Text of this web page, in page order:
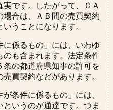
です。したがって、ＣＡ
場合は、ＡＢ間の売買契約
うことになります。
に係るもの」には、いわゆ
のも含まれます。法定条件
条の都道府県知事の許可を
買契約などがあります。
条件に係るもの」には、
いうのが通達です。つま